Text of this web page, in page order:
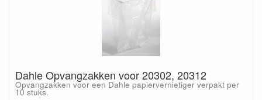
Dahle Opvangzakken voor 20302, 20312
Opvangzakken voor een Dahle papiervernietiger verpakt per
10 stuks.